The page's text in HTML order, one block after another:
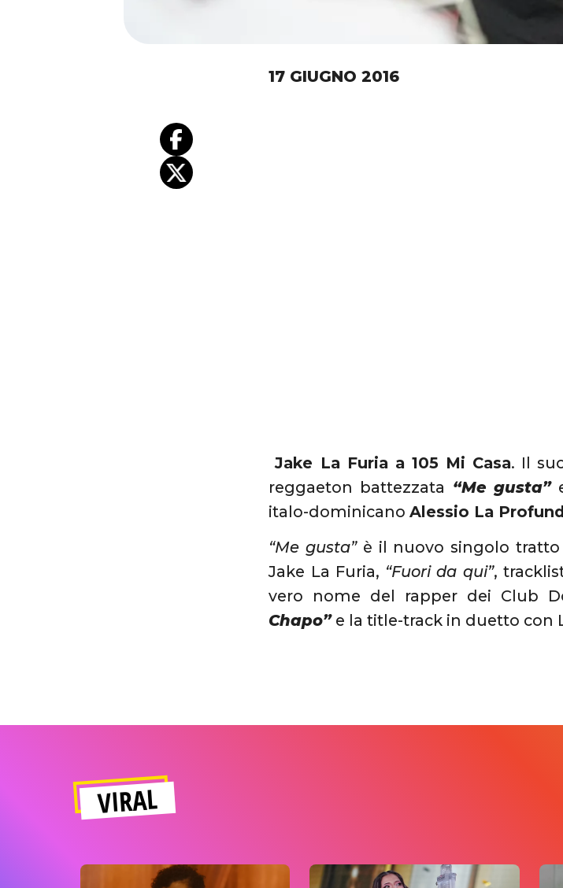
17 GIUGNO 2016
Jake La Furia a 105 Mi Casa. Il
reggaeton battezzata “Me gusta”
italo-dominicanoAlessio La
“Me gusta”è il nuovo singolo tratto
Jake La Furia, “Fuori da qui”,
vero nome del rapper dei Club
Chapo”e la title-track in duetto con
VIRAL